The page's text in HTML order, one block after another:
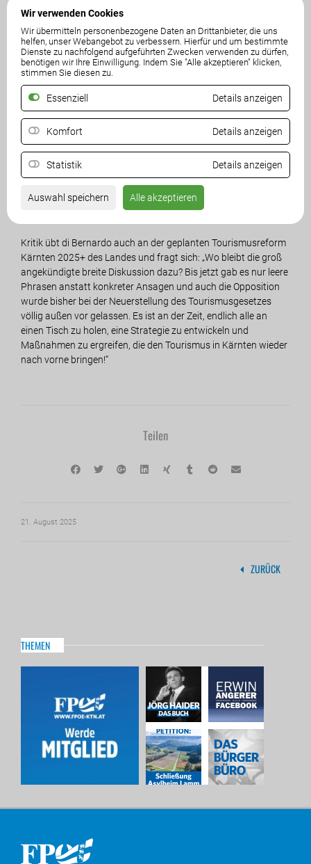
Wir verwenden Cookies
Wir übermitteln personenbezogene Daten an Drittanbieter, die uns
helfen, unser Webangebot zu verbessern. Hierfür und um bestimmte
Dienste zu nachfolgend aufgeführten Zwecken verwenden zu dürfen,
benötigen wir Ihre Einwilligung. Indem Sie "Alle akzeptieren" klicken,
stimmen Sie diesen zu.
Essenziell Details anzeigen
Komfort Details anzeigen
Statistik Details anzeigen
Auswahl speichern Alle akzeptieren
Studie in den letzten 25 Jahren ein Nächtigungsplus
fast 21 % in Kärnten rückläufig. Auch gegenüber dem Vorjahr
zeigt sich ein deutlicher Rückgang. „Diesem Negativ-Trend
muss umgehend entgegengewirkt werden“, betont di Bernardo
positioniert werden. Es braucht eine strategische
Neuausrichtung mit Fokus auf den Ganzjahrestourismus
sowie Investitionen in die Infrastruktur, wie Straßen, Anlagen
und Hotels. Nur mit zusätzlichen hochwertigen Angeboten
wird es möglich sein, die Wertschöpfung wieder zu steigern.
Dafür müssen Investoren aktiv ins Land geholt und
notwendig Kärnten als moderne Lebens- und
Tourismusdestination neu zu positionieren.“
Kritik übt di Bernardo auch an der geplanten Tourismusreform
Kärnten 2025+ des Landes und fragt sich: „Wo bleibt die groß
angekündigte breite Diskussion dazu? Bis jetzt gab es nur leere
Phrasen anstatt konkreter Ansagen und auch die Opposition
wurde bisher bei der Neuerstellung des Tourismusgesetzes
völlig außen vor gelassen. Es ist an der Zeit, endlich alle an
einen Tisch zu holen, eine Strategie zu entwickeln und
Maßnahmen zu ergreifen, die den Tourismus in Kärnten wieder
nach vorne bringen!“
Teilen
21. August 2025
ZURÜCK
THEMEN